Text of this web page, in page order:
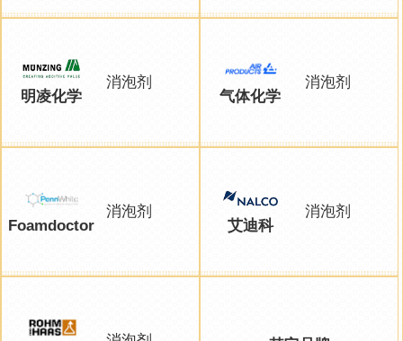
明凌化学
消泡剂
气体化学
消泡剂
Foamdoctor
消泡剂
艾迪科
消泡剂